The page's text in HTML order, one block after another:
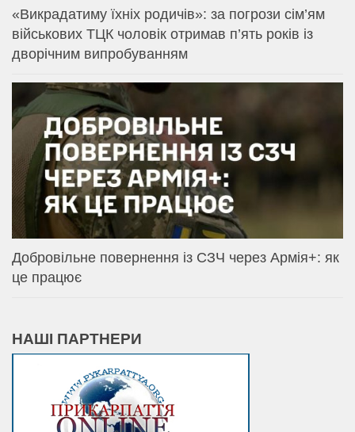
«Викрадатиму їхніх родичів»: за погрози сім’ям
військових ТЦК чоловік отримав п’ять років із
дворічним випробуванням
Добровільне повернення із СЗЧ через Армія+: як
це працює
НАШІ ПАРТНЕРИ